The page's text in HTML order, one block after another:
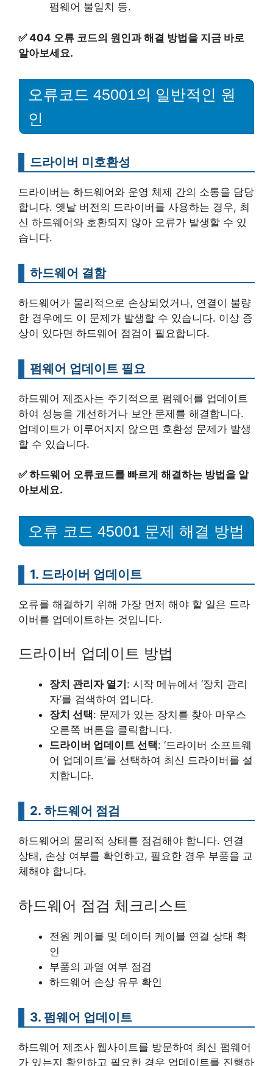
펌웨어 불일치 등.
✅404 오류 코드의 원인과 해결 방법을 지금 바로
알아보세요.
오류코드 45001의 일반적인 원
인
드라이버 미호환성
드라이버는 하드웨어와 운영 체제 간의 소통을 담당
합니다. 옛날 버전의 드라이버를 사용하는 경우, 최
신 하드웨어와 호환되지 않아 오류가 발생할 수 있
습니다.
하드웨어 결함
하드웨어가 물리적으로 손상되었거나, 연결이 불량
한 경우에도 이 문제가 발생할 수 있습니다. 이상 증
상이 있다면 하드웨어 점검이 필요합니다.
펌웨어 업데이트 필요
하드웨어 제조사는 주기적으로 펌웨어를 업데이트
하여 성능을 개선하거나 보안 문제를 해결합니다.
업데이트가 이루어지지 않으면 호환성 문제가 발생
할 수 있습니다.
✅하드웨어 오류코드를 빠르게 해결하는 방법을 알
아보세요.
오류 코드 45001 문제 해결 방법
1. 드라이버 업데이트
오류를 해결하기 위해 가장 먼저 해야 할 일은 드라
이버를 업데이트하는 것입니다.
드라이버 업데이트 방법
장치 관리자 열기 : 시작 메뉴에서 ‘장치 관리
자’를 검색하여 엽니다.
장치 선택: 문제가 있는 장치를 찾아 마우스
오른쪽 버튼을 클릭합니다.
드라이버 업데이트 선택: ‘드라이버 소프트웨
어 업데이트’를 선택하여 최신 드라이버를 설
치합니다.
2. 하드웨어 점검
하드웨어의 물리적 상태를 점검해야 합니다. 연결
상태, 손상 여부를 확인하고, 필요한 경우 부품을 교
체해야 합니다.
하드웨어 점검 체크리스트
전원 케이블 및 데이터 케이블 연결 상태 확
인
부품의 과열 여부 점검
하드웨어 손상 유무 확인
3. 펌웨어 업데이트
하드웨어 제조사 웹사이트를 방문하여 최신 펌웨어
가 있는지 확인하고 필요한 경우 업데이트를 진행하